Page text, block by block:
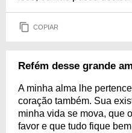
COPIAR
Refém desse grande
A minha alma lhe
coração também. Sua
minha vida se mova, que
favor e que tudo fique